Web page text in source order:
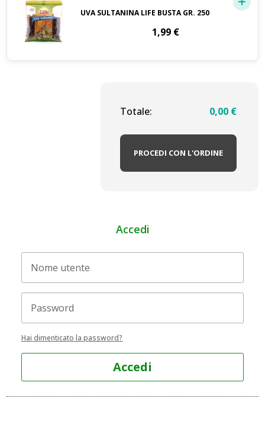
UVA SULTANINA LIFE BUSTA GR. 250
1,99 €
Totale: 0,00 €
PROCEDI CON L'ORDINE
Accedi
Hai dimenticato la password?
Accedi